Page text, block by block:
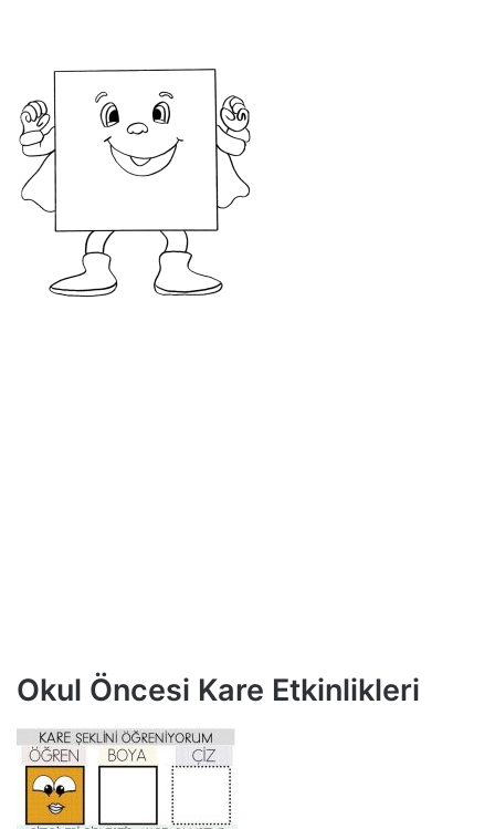
Okul Öncesi Kare Etkinlikleri